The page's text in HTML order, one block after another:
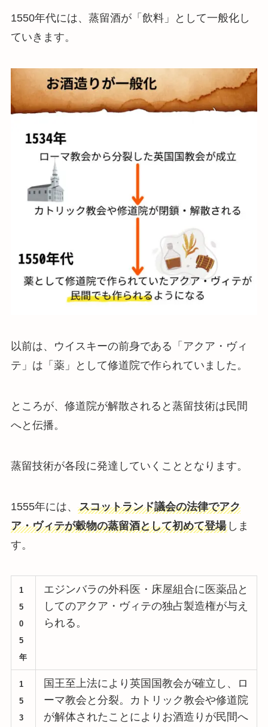
1550年代には、蒸留酒が「飲料」として一般化し
ていきます。
以前は、ウイスキーの前身である「アクア・ヴィ
テ」は「薬」として修道院で作られていました。
ところが、修道院が解散されると蒸留技術は民間
へと伝播。
蒸留技術が各段に発達していくこととなります。
1555年には、 スコットランド議会の法律でアク
ア・ヴィテが穀物の蒸留酒として初めて登場しま
す。
1
5
0
5
年
エジンバラの外科医・床屋組合に医薬品と
してのアクア・ヴィテの独占製造権が与え
られる。
1
5
3
国王至上法により英国国教会が確立し、ロ
ーマ教会と分裂。カトリック教会や修道院
が解体されたことによりお酒造りが民間へ